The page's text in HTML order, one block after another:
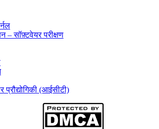
– सॉफ़्टवेयर परीक्षण
(आईसीटी)